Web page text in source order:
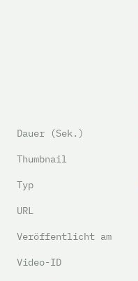
Dauer (Sek.)
Thumbnail
Typ
URL
Veröffentlicht am
Video-ID